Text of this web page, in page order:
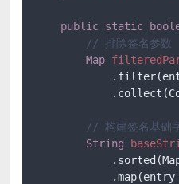
public static
// 排除签名参数
Map
// 构建签名基础
String